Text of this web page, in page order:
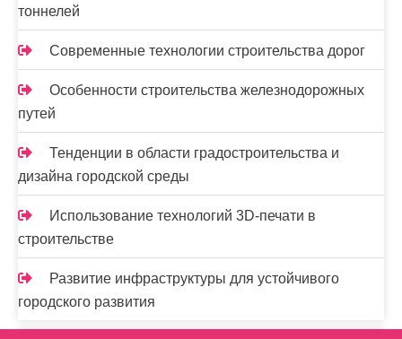
тоннелей
Современные технологии строительства дорог
Особенности строительства железнодорожных
путей
Тенденции в области градостроительства и
дизайна городской среды
Использование технологий 3D-печати в
строительстве
Развитие инфраструктуры для устойчивого
городского развития